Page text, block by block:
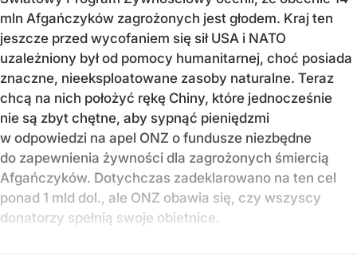
mln Afgańczyków zagrożonych jest głodem. Kraj ten
jeszcze przed wycofaniem się sił USA i NATO
uzależniony był od pomocy humanitarnej, choć posiada
znaczne, nieeksploatowane zasoby naturalne. Teraz
chcą na nich położyć rękę Chiny, które jednocześnie
nie są zbyt chętne, aby sypnąć pieniędzmi
w odpowiedzi na apel ONZ o fundusze niezbędne
do zapewnienia żywności dla zagrożonych śmiercią
Afgańczyków. Dotychczas zadeklarowano na ten cel
ponad 1 mld dol., ale ONZ obawia się, czy wszyscy
donatorzy spełnią swoje obietnice.